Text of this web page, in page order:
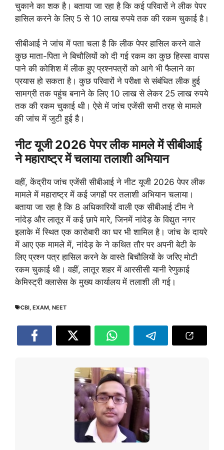
चुकाने का शक है। बताया जा रहा है कि कई परिवारों ने लीक पेपर
हासिल करने के लिए 5 से 10 लाख रुपये तक की रकम चुकाई है।
सीबीआई ने जांच में पता चला है कि लीक पेपर हासिल करने वाले
कुछ माता-पिता ने बिचौलियों को दी गई रकम का कुछ हिस्सा वापस
पाने की कोशिश में लीक हुए प्रश्नपत्रों को आगे भी फैलाने का
प्रयास हो सकता है। कुछ परिवारों ने परीक्षा से संबंधित लीक हुई
सामग्री तक पहुंच बनाने के लिए 10 लाख से लेकर 25 लाख रुपये
तक की रकम चुकाई थी। ऐसे में जांच एजेंसी सभी तरह से मामले
की जांच में जुटी हुई है।
नीट यूजी 2026 पेपर लीक मामले में सीबीआई
ने महाराष्ट्र में चलाया तलाशी अभियान
वहीं, केंद्रीय जांच एजेंसी सीबीआई ने नीट यूजी 2026 पेपर लीक
मामले में महाराष्ट्र में कई जगहों पर तलाशी अभियान चलाया।
बताया जा रहा है कि 8 अधिकारियों वाली एक सीबीआई टीम ने
नांदेड़ और लातूर में कई छापे मारे, जिनमें नांदेड़ के विद्युत नगर
इलाके में स्थित एक कारोबारी का घर भी शामिल है। जांच के दायरे
में आए एक मामले में, नांदेड़ के ने कथित तौर पर अपनी बेटी के
लिए प्रश्न पत्र हासिल करने के वास्ते बिचौलियों के जरिए मोटी
रकम चुकाई थी। वहीं, लातूर शहर में आरसीसी यानी रेणुकाई
केमिस्ट्री क्लासेस के मुख्य कार्यालय में तलाशी ली गई।
CBI EXAM NEET